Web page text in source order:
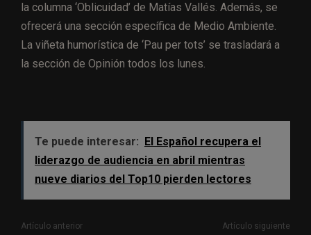
la columna ‘Oblicuidad’ de Matías Vallés. Además, se
ofrecerá una sección específica de Medio Ambiente.
La viñeta humorística de ‘Pau per tots’ se trasladará a
la sección de Opinión todos los lunes.
Te puede interesar: El Español recupera el
liderazgo de audiencia en abril mientras
nueve diarios del Top10 pierden lectores
Artículo anterior Artículo siguiente